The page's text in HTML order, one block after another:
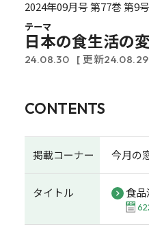
2024年09月号 第77巻 第9
テーマ
日本の食生活の
24.08.30 [ 更新
CONTENTS
掲載コーナー 今月の
タイトル 食